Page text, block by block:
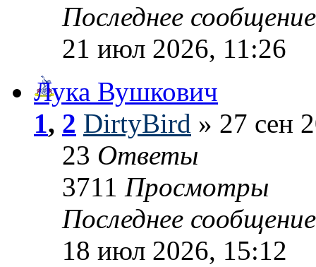
Последнее
21 июл 2026, 11:26
Лука Вушкович
1, 2 DirtyBird » 27 сен
23 Ответы
3711 Просмотры
Последнее
18 июл 2026, 15:12